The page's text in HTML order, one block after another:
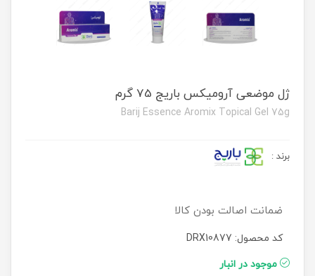
ژل موضعی آرومیکس باریج 75 گرم
Barij Essence Aromix Topical Gel 75g
برند :
ضمانت اصالت بودن کالا
کد محصول: DRX10877
موجود در انبار